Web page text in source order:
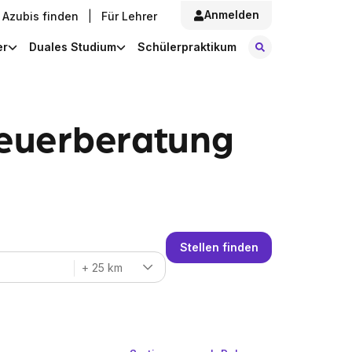
Azubis finden Für Lehrer Anmelden
Duales Studium Schülerpraktikum
+ 25 km
Stellen finden